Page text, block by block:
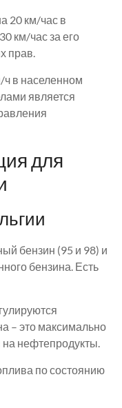
20 км/час в
км/час за его
прав.
в населенном
является
для
бензин (95 и 98) и
бензина. Есть
– это максимально
нефтепродукты.
по состоянию